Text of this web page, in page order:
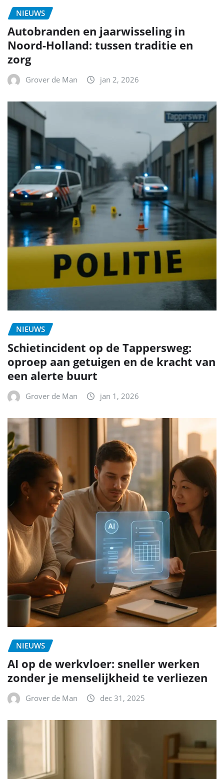
NIEUWS
Autobranden en jaarwisseling in
Noord-Holland: tussen traditie en
zorg
Grover de Man jan 2, 2026
NIEUWS
Schietincident op de Tappersweg:
oproep aan getuigen en de kracht van
een alerte buurt
Grover de Man jan 1, 2026
NIEUWS
AI op de werkvloer: sneller werken
zonder je menselijkheid te verliezen
Grover de Man dec 31, 2025